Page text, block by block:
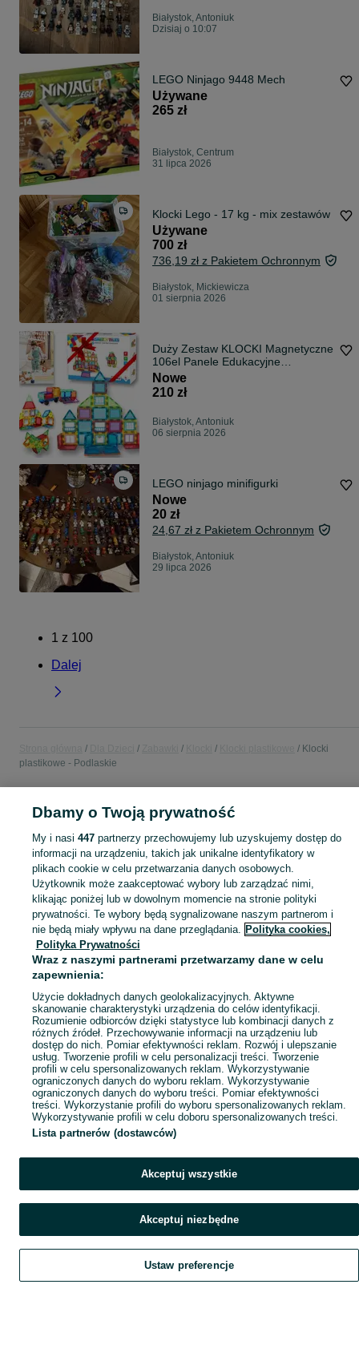
Białystok, Antoniuk
Dzisiaj o 10:07
LEGO Ninjago 9448 Mech
Używane
265 zł
Białystok, Centrum
31 lipca 2026
Klocki Lego - 17 kg - mix zestawów
Używane
700 zł
736,19 zł z Pakietem Ochronnym
Białystok, Mickiewicza
01 sierpnia 2026
Duży Zestaw KLOCKI Magnetyczne
106el Panele Edukacyjne
PREZENT +GRATIS
Nowe
210 zł
Białystok, Antoniuk
06 sierpnia 2026
LEGO ninjago minifigurki
Nowe
20 zł
24,67 zł z Pakietem Ochronnym
Białystok, Antoniuk
29 lipca 2026
1 z 100
Dalej
Klocki
plastikowe - Podlaskie
POLSKA » PODLASKIE
KATEGORIA
domek ogrodowy dla dzieci,basen z kulkami,zabawki ogrodowe,zabawki
Zobacz
Mapa kategorii
Mapa miejscowości
Mapa ministron
Szukaj Obserwujesz Dodaj Czat Konto
Dbamy o Twoją prywatność
My i nasi 447partnerzy przechowujemy lub uzyskujemy dostęp do
informacji na urządzeniu, takich jak unikalne identyfikatory w
plikach cookie w celu przetwarzania danych osobowych.
Użytkownik może zaakceptować wybory lub zarządzać nimi,
klikając poniżej lub w dowolnym momencie na stronie polityki
prywatności. Te wybory będą sygnalizowane naszym partnerom i
nie będą miały wpływu na dane przeglądania. Polityka cookies,
Polityka Prywatności
Wraz z naszymi partnerami przetwarzamy dane w celu
zapewnienia:
Użycie dokładnych danych geolokalizacyjnych. Aktywne
skanowanie charakterystyki urządzenia do celów identyfikacji.
Rozumienie odbiorców dzięki statystyce lub kombinacji danych z
różnych źródeł. Przechowywanie informacji na urządzeniu lub
dostęp do nich. Pomiar efektywności reklam. Rozwój i ulepszanie
usług. Tworzenie profili w celu personalizacji treści. Tworzenie
profili w celu spersonalizowanych reklam. Wykorzystywanie
ograniczonych danych do wyboru reklam. Wykorzystywanie
ograniczonych danych do wyboru treści. Pomiar efektywności
treści. Wykorzystanie profili do wyboru spersonalizowanych reklam.
Wykorzystywanie profili w celu doboru spersonalizowanych treści.
Lista partnerów (dostawców)
Akceptuj wszystkie
Akceptuj niezbędne
Ustaw preferencje